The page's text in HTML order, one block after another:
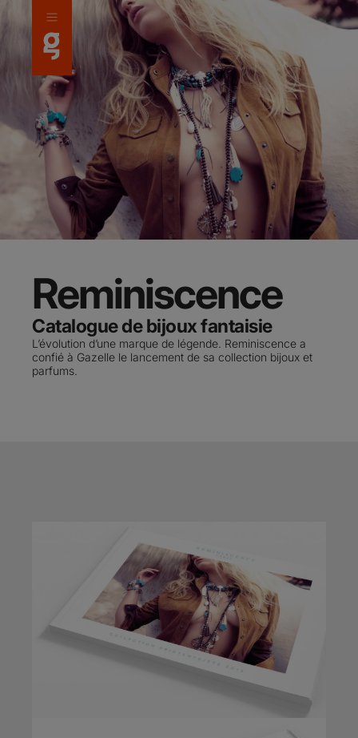
Reminiscence
Catalogue de bijoux fantaisie
L’évolution d’une marque de légende. Reminiscence a
confié à Gazelle le lancement de sa collection bijoux et
parfums.
Panneau de gestion des cookies